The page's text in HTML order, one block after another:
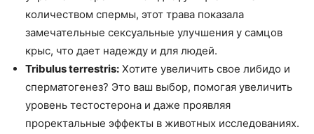
количеством спермы, этот трава показала
замечательные сексуальные улучшения у самцов
крыс, что дает надежду и для людей.
Tribulus terrestris: Хотите увеличить свое либидо и
сперматогенез? Это ваш выбор, помогая увеличить
уровень тестостерона и даже проявляя
проректальные эффекты в животных исследованиях.